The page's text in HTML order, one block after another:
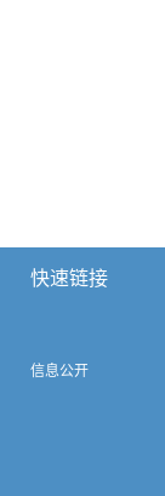
快速链接
信息公开